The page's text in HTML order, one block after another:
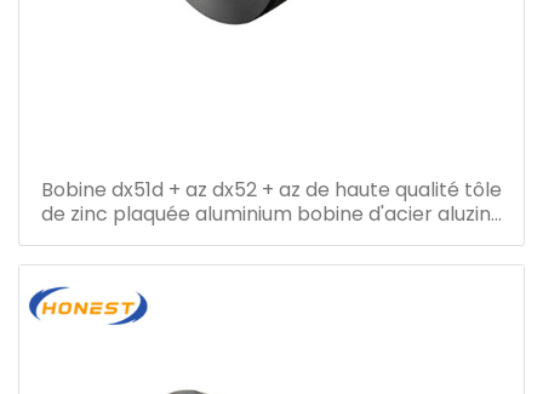
Bobine dx51d + az dx52 + az de haute qualité tôle
de zinc plaquée aluminium bobine d'acier aluzinc
bobine d'acier galvalume